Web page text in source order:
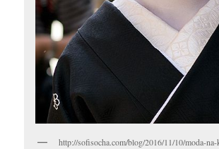
http://sofisocha.com/blog/2016/11/10/moda-